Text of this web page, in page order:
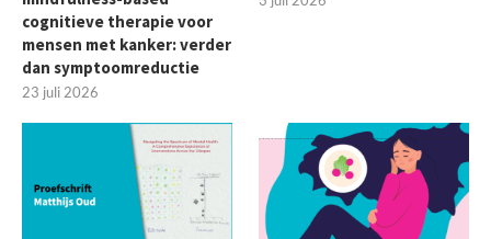
cognitieve therapie voor
mensen met kanker: verder
dan symptoomreductie
23 juli 2026